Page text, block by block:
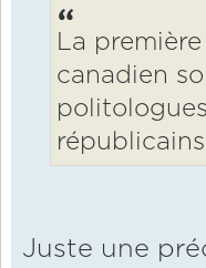
La
canadien
Juste une